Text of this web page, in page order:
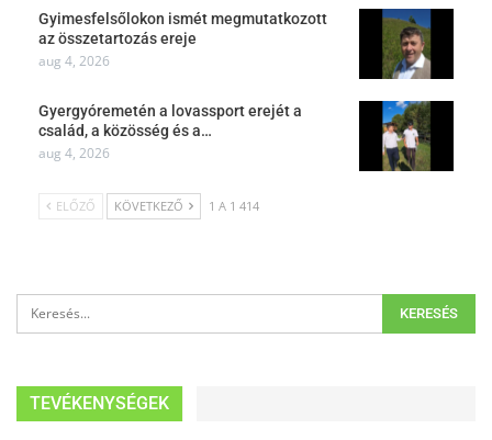
Gyimesfelsőlokon ismét megmutatkozott
az összetartozás ereje
aug 4, 2026
Gyergyóremetén a lovassport erejét a
család, a közösség és a…
aug 4, 2026
ELŐZŐ KÖVETKEZŐ 1 A 1 414
TEVÉKENYSÉGEK